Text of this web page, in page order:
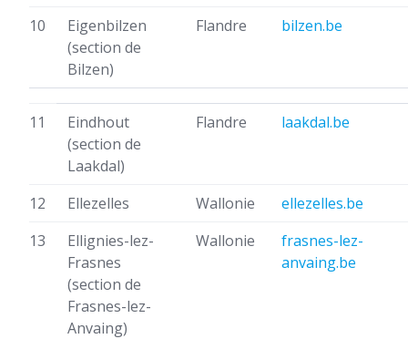
10
Eigenbilzen
(section de
Bilzen)
Flandre bilzen.be
11
Eindhout
(section de
Laakdal)
Flandre laakdal.be
12 Ellezelles Wallonie
ellezelles.be
13
Ellignies-lez-
Frasnes
(section de
Frasnes-lez-
Anvaing)
Wallonie
frasnes-lez-
anvaing.be